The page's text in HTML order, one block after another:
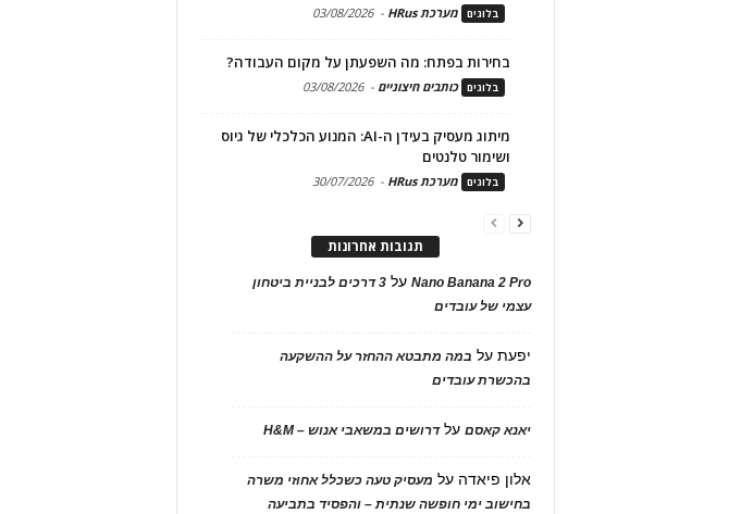
בלוגים מערכת HRus -
03/08/2026
בחירות בפתח: מה השפעתן על מקום העבודה?
בלוגים כותבים חיצוניים -
03/08/2026
מיתוג מעסיק בעידן ה-AI: המנוע הכלכלי של גיוס
ושימור טלנטים
בלוגים מערכת HRus -
30/07/2026
תגובות אחרונות
Nano Banana 2 Proעל
3 דרכים לבניית ביטחון
עצמי של עובדים
יפעתעל במה מתבטא ההחזר על ההשקעה
בהכשרת עובדים
יאנא קאסםעלדרושים במשאבי אנוש – H&M
אלון פיאדה על מעסיק טעה כשכלל אחוזי משרה
בחישוב ימי חופשה שנתית – והפסיד בתביעה